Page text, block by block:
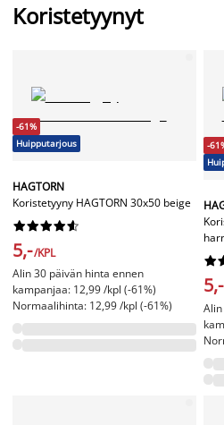
Koristetyynyt
-61%
Huipputarjous
HAGTORN
Koristetyyny HAGTORN 30x50 beige






5,-/KPL
Alin 30 päivän hinta ennen
kampanjaa: 12,99 /kpl (-61%)
Normaalihinta: 12,99 /kpl (-61%)
-


5,-